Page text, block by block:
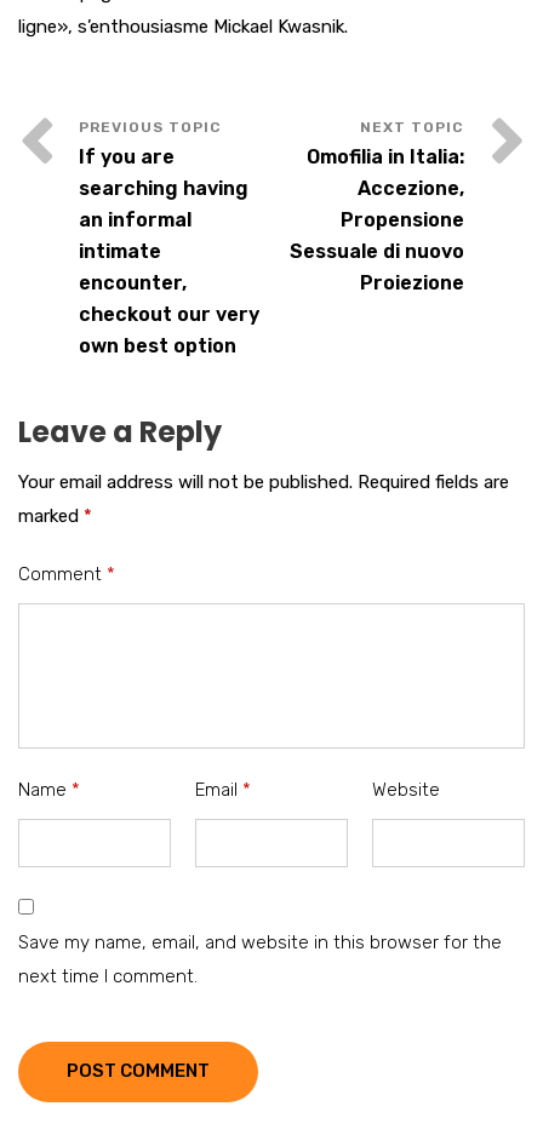
ligne», s’enthousiasme Mickael Kwasnik.
If you are
searching having
an informal
intimate
encounter,
checkout our very
own best option
Omofilia in Italia:
Accezione,
Propensione
Sessuale di nuovo
Proiezione
Leave a Reply
Your email address will not be published. Required fields are
marked *
Comment *
Name * Email * Website
Save my name, email, and website in this browser for the
next time I comment.
POST COMMENT